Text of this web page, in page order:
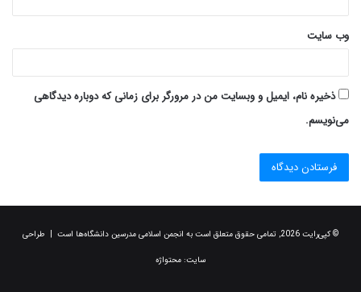
وب‌ سایت
ذخیره نام، ایمیل و وبسایت من در مرورگر برای زمانی که دوباره دیدگاهی
می‌نویسم.
© کپی‌رایت 2026, تمامی حقوق متعلق است به انجمن اسلامی مدرسین دانشگاه‌ها است | طراحی
سایت: محتواژه